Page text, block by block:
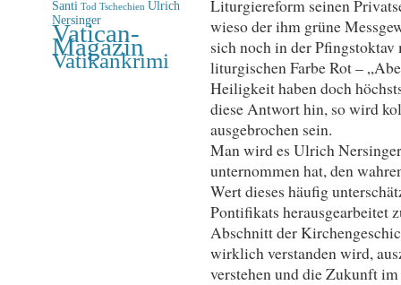
Liturgiereform seinen
wieso der ihm grüne
sich noch in der
liturgischen Farbe Rot –
Heiligkeit haben doch
diese Antwort hin, so wird
ausgebrochen sein.
Man wird es Ulrich Nersinger
unternommen hat, den
Wert dieses häufig
Pontifikats herausgearbeitet
Abschnitt der
wirklich verstanden wird,
verstehen und die Zukunft
Santi Tod Tschechien Ulrich
Nersinger
Vatican-
Magazin
Vatikankrimi